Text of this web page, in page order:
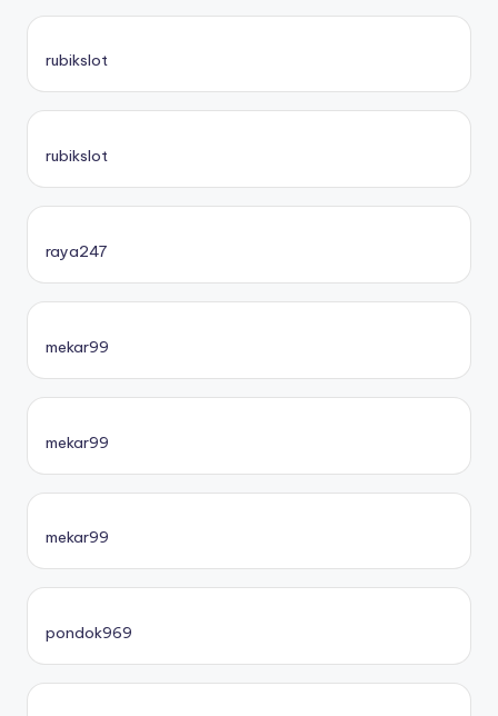
rubikslot
rubikslot
raya247
mekar99
mekar99
mekar99
pondok969